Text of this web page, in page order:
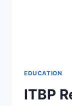
EDUCATION
ITBP